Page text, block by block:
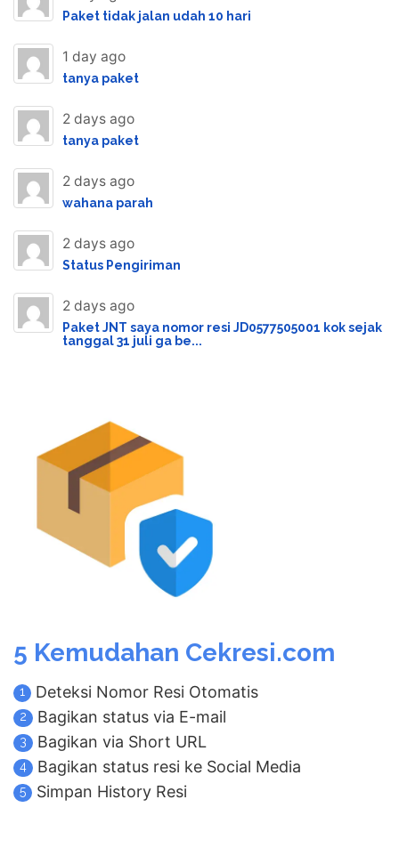
Paket tidak jalan udah 10 hari
1 day ago
tanya paket
2 days ago
tanya paket
2 days ago
wahana parah
2 days ago
Status Pengiriman
2 days ago
Paket JNT saya nomor resi JD0577505001 kok sejak
tanggal 31 juli ga be...
5 Kemudahan Cekresi.com
1 Deteksi Nomor Resi Otomatis
2 Bagikan status via E-mail
3 Bagikan via Short URL
4 Bagikan status resi ke Social Media
5 Simpan History Resi